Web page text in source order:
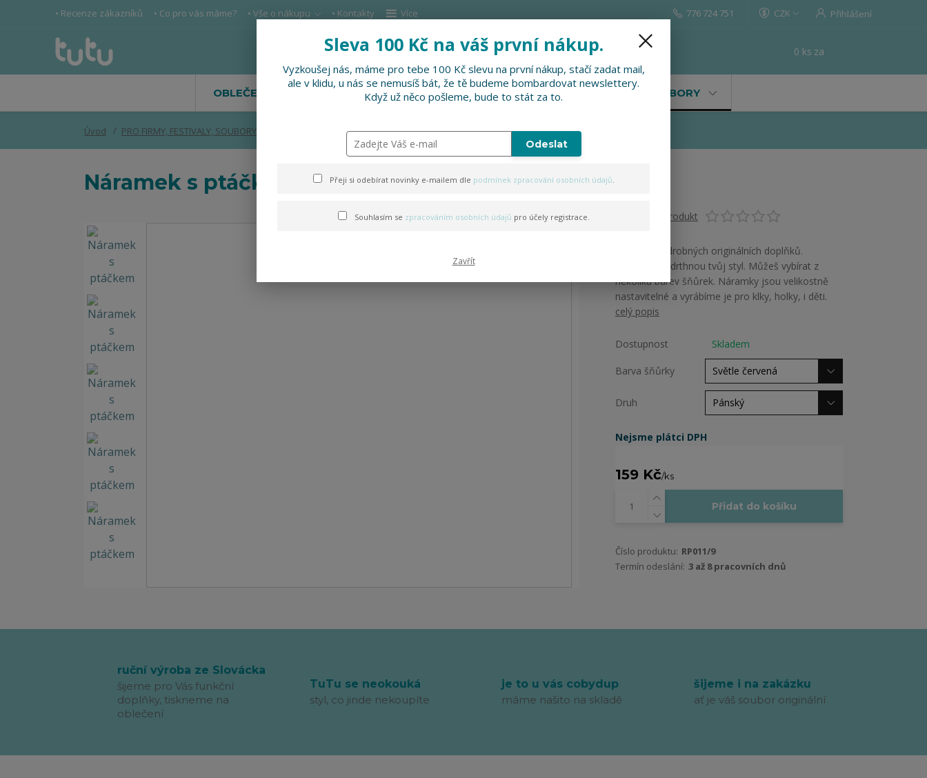
• Recenze zákazníků • Co pro vás máme? • Vše o nákupu • Kontakty Více CZK Přihlášení
Hledat
776 724 751
0 ks za
OBLEČENÍ DOPLŇKY SLEVNĚNO PRO FIRMY, FESTIVALY, SOUBORY
Úvod PRO FIRMY, FESTIVALY, SOUBORY Náramek s ptáčkem
Náramek s ptáčkem
Ohodnotit produkt
Jsi milovník drobných originálních doplňků.
Náramky podrthnou tvůj styl. Můžeš vybírat z
několika barev šňůrek. Náramky jsou velikostně
nastavitelné a vyrábíme je pro klky, holky, i děti.
celý popis
Dostupnost Skladem
Barva šňůrky
Druh
Nejsme plátci DPH
159 Kč/ks
Přidat do košíku
Číslo produktu: RP011/9
Termín odeslání: 3 až 8 pracovních dnů
ruční výroba ze Slovácka
šijeme pro Vás funkční
doplňky, tiskneme na
oblečení
TuTu se neokouká
styl, co jinde nekoupíte
je to u vás cobydup
máme našito na skladě
šijeme i na zakázku
ať je váš soubor originální
Sleva 100 Kč na váš první nákup.
Vyzkoušej nás, máme pro tebe 100 Kč slevu na první nákup, stačí zadat mail,
ale v klidu, u nás se nemusíš bát, že tě budeme bombardovat newslettery.
Když už něco pošleme, bude to stát za to.
Odeslat
Přeji si odebírat novinky e-mailem dle podmínek zpracování osobních údajů.
Souhlasím se zpracováním osobních údajů pro účely registrace.
Zavřít